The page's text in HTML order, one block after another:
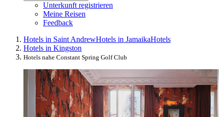
Unterkunft registrieren
Meine Reisen
Feedback
Hotels in Saint AndrewHotels in JamaikaHotels
Hotels in Kingston
Hotels nahe Constant Spring Golf Club